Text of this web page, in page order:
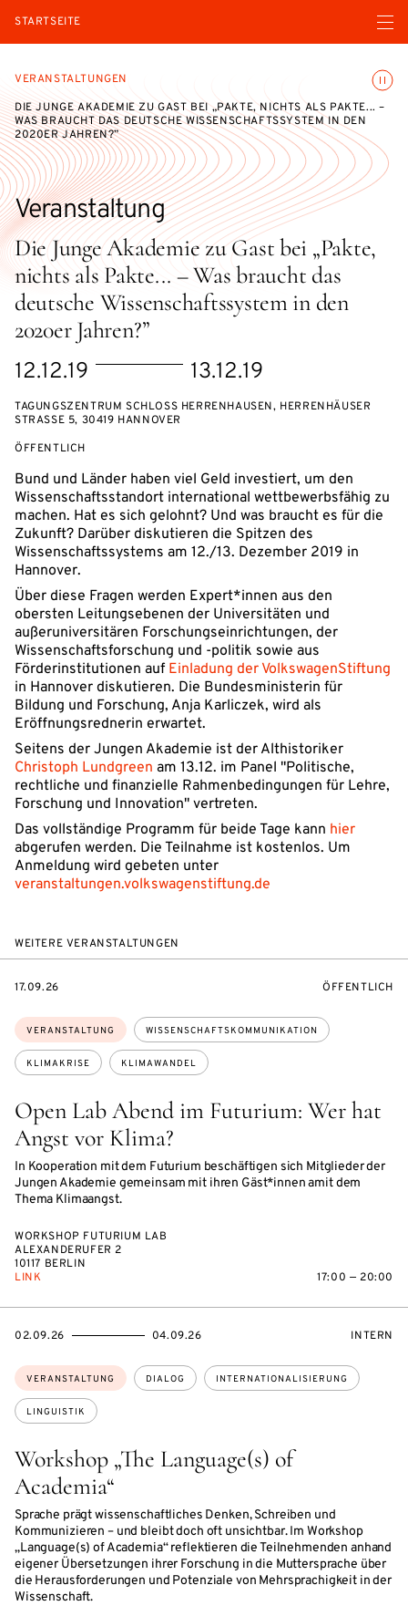
STARTSEITE Menü
VERANSTALTUNGEN
DIE JUNGE AKADEMIE ZU GAST BEI „PAKTE, NICHTS ALS PAKTE... –
WAS BRAUCHT DAS DEUTSCHE WISSENSCHAFTSSYSTEM IN DEN
2020ER JAHREN?”
Die Junge Akademie zu Gast bei „Pakte,
nichts als Pakte... – Was braucht das
deutsche Wissenschaftssystem in den
2020er Jahren?”
Veranstaltung
eventBeginsOn
12.12.19
eventEndsOn 13.12.19
TAGUNGSZENTRUM SCHLOSS HERRENHAUSEN, HERRENHÄUSER
STRASSE 5, 30419 HANNOVER
VERANSTALTUNGSZUGANG:
ÖFFENTLICH
Bund und Länder haben viel Geld investiert, um den
Wissenschaftsstandort international wettbewerbsfähig zu
machen. Hat es sich gelohnt? Und was braucht es für die
Zukunft? Darüber diskutieren die Spitzen des
Wissenschaftssystems am 12./13. Dezember 2019 in
Hannover.
Über diese Fragen werden Expert*innen aus den
obersten Leitungsebenen der Universitäten und
außeruniversitären Forschungseinrichtungen, der
Wissenschaftsforschung und -politik sowie aus
Förderinstitutionen auf Einladung der VolkswagenStiftung
in Hannover diskutieren. Die Bundesministerin für
Bildung und Forschung, Anja Karliczek, wird als
Eröffnungsrednerin erwartet.
Seitens der Jungen Akademie ist der Althistoriker
Christoph Lundgreen am 13.12. im Panel "Politische,
rechtliche und finanzielle Rahmenbedingungen für Lehre,
Forschung und Innovation" vertreten.
Das vollständige Programm für beide Tage kann hier
abgerufen werden. Die Teilnahme ist kostenlos. Um
Anmeldung wird gebeten unter
veranstaltungen.volkswagenstiftung.de
WEITERE VERANSTALTUNGEN
Open Lab Abend im Futurium: Wer hat
Angst vor Klima?
In Kooperation mit dem Futurium beschäftigen sich Mitglieder der
Jungen Akademie gemeinsam mit ihren Gäst*innen amit dem
Thema Klimaangst.
Themen:
VERANSTALTUNG WISSENSCHAFTSKOMMUNIKATION
KLIMAKRISE KLIMAWANDEL
EVENTBEGINSON
17.09.26 ÖFFENTLICH
WORKSHOP FUTURIUM LAB
ALEXANDERUFER 2
10117 BERLIN
LINK
17:00 — 20:00
Workshop „The Language(s) of
Academia“
Sprache prägt wissenschaftliches Denken, Schreiben und
Kommunizieren – und bleibt doch oft unsichtbar. Im Workshop
„Language(s) of Academia“ reflektieren die Teilnehmenden anhand
eigener Übersetzungen ihrer Forschung in die Muttersprache über
die Herausforderungen und Potenziale von Mehrsprachigkeit in der
Wissenschaft.
Themen:
VERANSTALTUNG DIALOG INTERNATIONALISIERUNG
LINGUISTIK
EVENTBEGINSON
02.09.26
EVENTENDSON 04.09.26 INTERN